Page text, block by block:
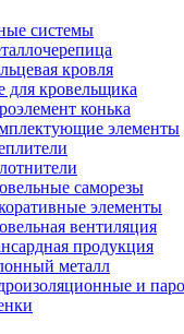
системы
кровля
для кровельщика
конька
элементы
саморезы
элементы
вентиляция
продукция
металл
и